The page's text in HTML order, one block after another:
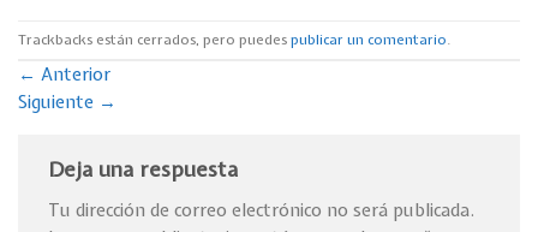
Trackbacks están cerrados, pero puedespublicar un comentario.
← Anterior
Siguiente →
Deja una respuesta
Tu dirección de correo electrónico no será publicada.